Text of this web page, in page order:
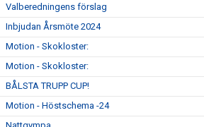
Valberedningens förslag
Inbjudan Årsmöte 2024
Motion - Skokloster:
Motion - Skokloster:
BÅLSTA TRUPP CUP!
Motion - Höstschema -24